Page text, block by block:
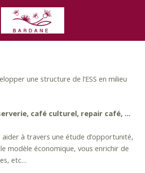
une structure de l’ESS en milieu
café culturel, repair café, …
aider à travers une étude d’opportunité,
modèle économique, vous enrichir de
etc…